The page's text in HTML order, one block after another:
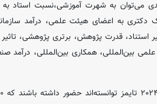
می‌توان به شهرت آموزشی،نسبت استاد به
به اعضای هیئت علمی، درآمد
استناد، قدرت پژوهش، برتری پژوهشی،
بین‌المللی، همکاری بین‌المللی، درآمد